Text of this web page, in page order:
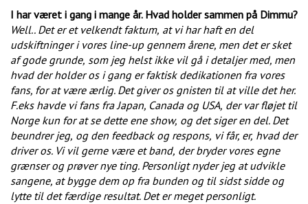
I har været i gang i mange år. Hvad holder sammen på Dimmu?
Well.. Det er et velkendt faktum, at vi har haft en del
udskiftninger i vores line-up gennem årene, men det er sket
af gode grunde, som jeg helst ikke vil gå i detaljer med, men
hvad der holder os i gang er faktisk dedikationen fra vores
fans, for at være ærlig. Det giver os gnisten til at ville det her.
F.eks havde vi fans fra Japan, Canada og USA, der var fløjet til
Norge kun for at se dette ene show, og det siger en del. Det
beundrer jeg, og den feedback og respons, vi får, er, hvad der
driver os. Vi vil gerne være et band, der bryder vores egne
grænser og prøver nye ting. Personligt nyder jeg at udvikle
sangene, at bygge dem op fra bunden og til sidst sidde og
lytte til det færdige resultat. Det er meget personligt.